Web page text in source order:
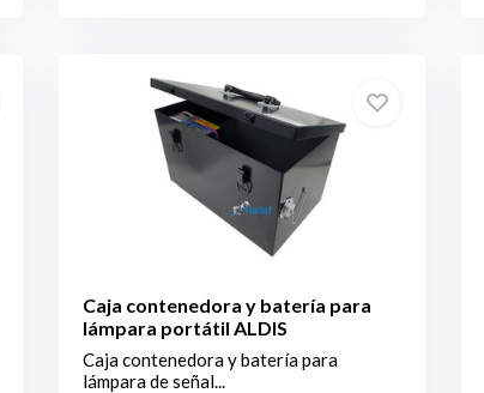
Caja contenedora y batería para
lámpara portátil ALDIS
Caja contenedora y batería para
lámpara de señal...